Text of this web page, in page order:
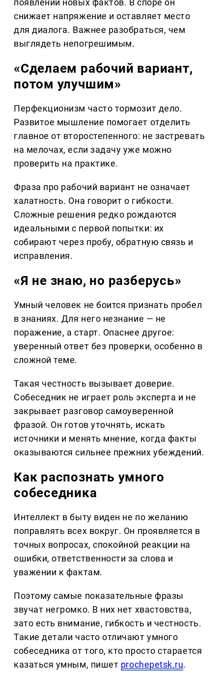
появлении новых фактов. В споре он
снижает напряжение и оставляет место
для диалога. Важнее разобраться, чем
выглядеть непогрешимым.
«Сделаем рабочий вариант,
потом улучшим»
Перфекционизм часто тормозит дело.
Развитое мышление помогает отделить
главное от второстепенного: не застревать
на мелочах, если задачу уже можно
проверить на практике.
Фраза про рабочий вариант не означает
халатность. Она говорит о гибкости.
Сложные решения редко рождаются
идеальными с первой попытки: их
собирают через пробу, обратную связь и
исправления.
«Я не знаю, но разберусь»
Умный человек не боится признать пробел
в знаниях. Для него незнание — не
поражение, а старт. Опаснее другое:
уверенный ответ без проверки, особенно в
сложной теме.
Такая честность вызывает доверие.
Собеседник не играет роль эксперта и не
закрывает разговор самоуверенной
фразой. Он готов уточнять, искать
источники и менять мнение, когда факты
оказываются сильнее прежних убеждений.
Как распознать умного
собеседника
Интеллект в быту виден не по желанию
поправлять всех вокруг. Он проявляется в
точных вопросах, спокойной реакции на
ошибки, ответственности за слова и
уважении к фактам.
Поэтому самые показательные фразы
звучат негромко. В них нет хвастовства,
зато есть внимание, гибкость и честность.
Такие детали часто отличают умного
собеседника от того, кто просто старается
казаться умным, пишет prochepetsk.ru.